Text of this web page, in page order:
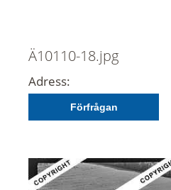
Ä10110-18.jpg
Adress:
Förfrågan